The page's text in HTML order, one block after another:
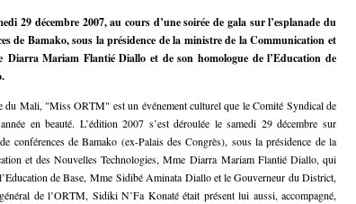
29 décembre 2007, au cours d’une soirée de gala sur l’esplanade du
de Bamako, sous la présidence de la ministre de la Communication et
Diarra Mariam Flantié Diallo et de son homologue de l’Education de
du Mali, "Miss ORTM" est un événement culturel que le Comité Syndical de
en beauté. L’édition 2007 s’est déroulée le samedi 29 décembre sur
conférences de Bamako (ex-Palais des Congrès), sous la présidence de la
et des Nouvelles Technologies, Mme Diarra Mariam Flantié Diallo, qui
de Base, Mme Sidibé Aminata Diallo et le Gouverneur du District,
de l’ORTM, Sidiki N’Fa Konaté était présent lui aussi, accompagné,